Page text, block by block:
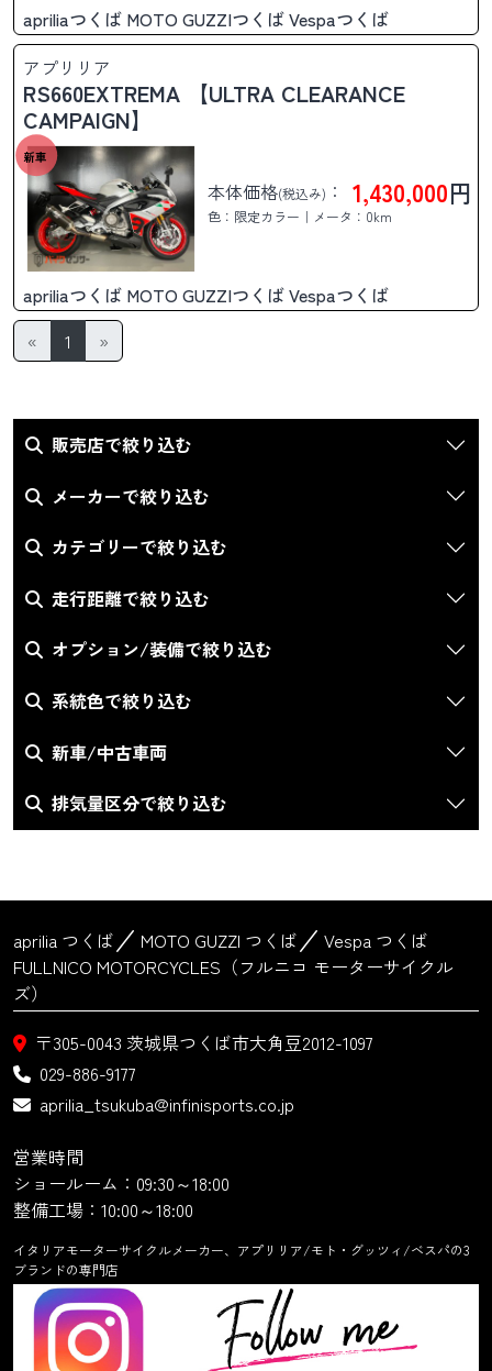
apriliaつくば MOTO GUZZIつくば Vespaつくば
アプリリア
RS660EXTREMA 【ULTRA CLEARANCE
CAMPAIGN】
新車
本体価格(税込み) ： 1,430,000円
色：限定カラー｜メータ：0km
apriliaつくば MOTO GUZZIつくば Vespaつくば
«
1 »
販売店で絞り込む
メーカーで絞り込む
カテゴリーで絞り込む
走行距離で絞り込む
オプション/装備で絞り込む
系統色で絞り込む
新車/中古車両
排気量区分で絞り込む
aprilia つくば MOTO GUZZI つくば
Vespa つくば
FULLNICO MOTORCYCLES（フルニコ モーターサイクル
ズ）
〒305-0043 茨城県つくば市大角豆2012-1097
029-886-9177
aprilia_tsukuba@infinisports.co.jp
営業時間
ショールーム：09:30～18:00
整備工場：10:00～18:00
イタリアモーターサイクルメーカー、アプリリア/モト・グッツィ/ベスパの3
ブランドの専門店